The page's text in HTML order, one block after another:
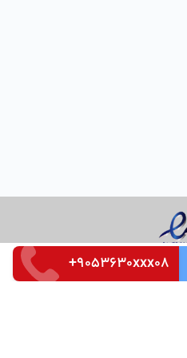
+9053630xxx08